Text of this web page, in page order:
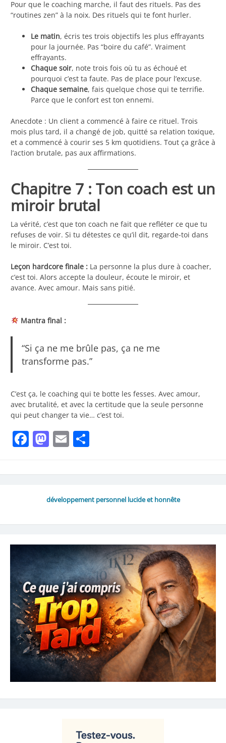
Pour que le coaching marche, il faut des rituels. Pas des
“routines zen” à la noix. Des rituels qui te font hurler.
Le matin, écris tes trois objectifs les plus effrayants
pour la journée. Pas “boire du café”. Vraiment
effrayants.
Chaque soir, note trois fois où tu as échoué et
pourquoi c’est ta faute. Pas de place pour l’excuse.
Chaque semaine, fais quelque chose qui te terrifie.
Parce que le confort est ton ennemi.
Anecdote : Un client a commencé à faire ce rituel. Trois
mois plus tard, il a changé de job, quitté sa relation toxique,
et a commencé à courir ses 5 km quotidiens. Tout ça grâce à
l’action brutale, pas aux affirmations.
Chapitre 7 : Ton coach est un
miroir brutal
La vérité, c’est que ton coach ne fait que refléter ce que tu
refuses de voir. Si tu détestes ce qu’il dit, regarde-toi dans
le miroir. C’est toi.
Leçon hardcore finale : La personne la plus dure à coacher,
c’est toi. Alors accepte la douleur, écoute le miroir, et
avance. Avec amour. Mais sans pitié.
Mantra final :
“Si ça ne me brûle pas, ça ne me
transforme pas.”
C’est ça, le coaching qui te botte les fesses. Avec amour,
avec brutalité, et avec la certitude que la seule personne
qui peut changer ta vie… c’est toi.
Facebook
Mastodon
Email
développement personnel lucide et honnête